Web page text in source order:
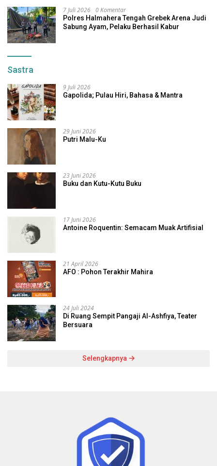
7 Juli 2026 0 Komentar
Polres Halmahera Tengah Grebek Arena Judi
Sabung Ayam, Pelaku Berhasil Kabur
Sastra
9 Juli 2026
Gapolida; Pulau Hiri, Bahasa & Mantra
29 Juni 2026
Putri Malu-Ku
23 Juni 2026
Buku dan Kutu-Kutu Buku
17 Juni 2026
Antoine Roquentin: Semacam Muak Artifisial
21 April 2026
AFO : Pohon Terakhir Mahira
24 Juli 2024
Di Ruang Sempit Pangaji Al-Ashfiya, Teater
Bersuara
Selengkapnya